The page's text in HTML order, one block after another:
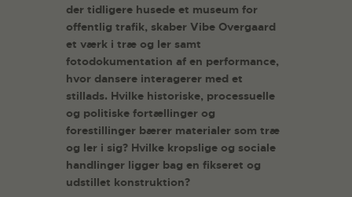
der tidligere husede et museum for
offentlig trafik, skaber Vibe Overgaard
et værk i træ og ler samt
fotodokumentation af en performance,
hvor dansere interagerer med et
stillads. Hvilke historiske, processuelle
og politiske fortællinger og
forestillinger bærer materialer som træ
og ler i sig? Hvilke kropslige og sociale
handlinger ligger bag en fikseret og
udstillet konstruktion?